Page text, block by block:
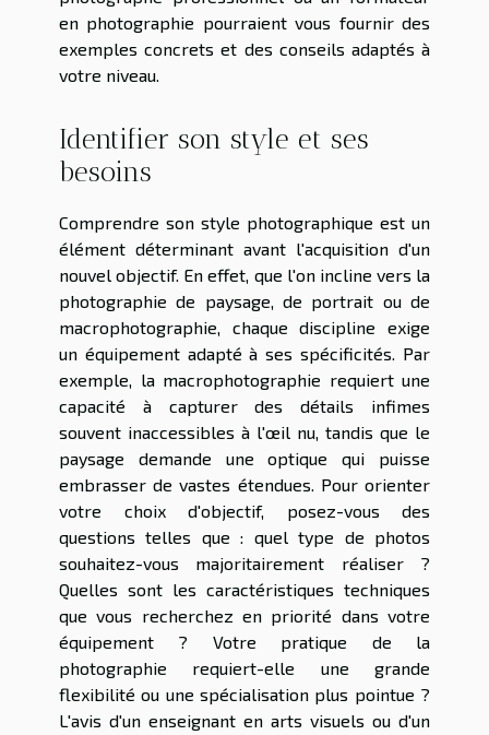
en photographie pourraient vous fournir des
exemples concrets et des conseils adaptés à
votre niveau.
Identifier son style et ses
besoins
Comprendre son style photographique est un
élément déterminant avant l'acquisition d'un
nouvel objectif. En effet, que l'on incline vers la
photographie de paysage, de portrait ou de
macrophotographie, chaque discipline exige
un équipement adapté à ses spécificités. Par
exemple, la macrophotographie requiert une
capacité à capturer des détails infimes
souvent inaccessibles à l'œil nu, tandis que le
paysage demande une optique qui puisse
embrasser de vastes étendues. Pour orienter
votre choix d'objectif, posez-vous des
questions telles que : quel type de photos
souhaitez-vous majoritairement réaliser ?
Quelles sont les caractéristiques techniques
que vous recherchez en priorité dans votre
équipement ? Votre pratique de la
photographie requiert-elle une grande
flexibilité ou une spécialisation plus pointue ?
L'avis d'un enseignant en arts visuels ou d'un